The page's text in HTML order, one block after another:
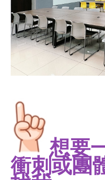
想要
衝刺或團